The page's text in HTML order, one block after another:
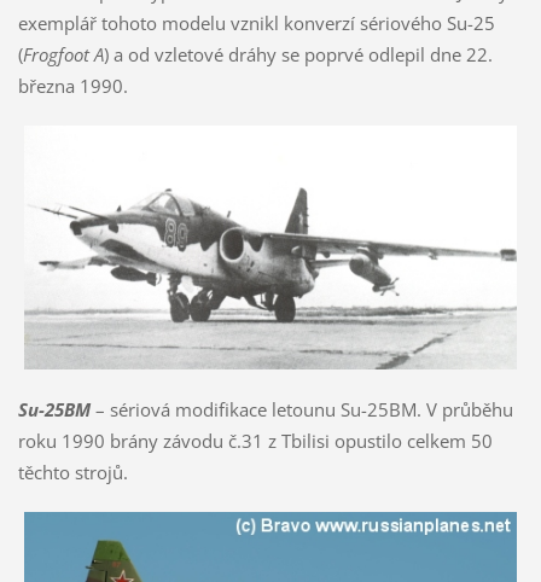
exemplář tohoto modelu vznikl konverzí sériového Su-25
(Frogfoot A) a od vzletové dráhy se poprvé odlepil dne 22.
března 1990.
Su-25BM– sériová modifikace letounu Su-25BM. V průběhu
roku 1990 brány závodu č.31 z Tbilisi opustilo celkem 50
těchto strojů.